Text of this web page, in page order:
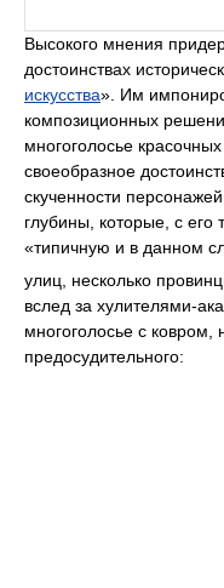
Высокого мнения
достоинствах
искусства». Им
композиционных
многоголосье
своеобразное
скученности
глубины, которые, с его
«типичную и в данном
улиц, несколько
вслед за хулителями-
многоголосье с ковром,
предосудительного: